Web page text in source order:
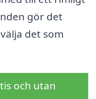
gör det
det som
och utan